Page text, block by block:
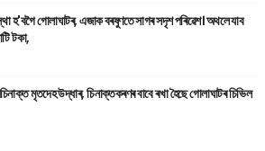
হ'বগৈ গোলাঘাটৰ, এজাক বৰষুণতে সাগৰ সদৃশ পৰিৱেশ। অথলে যাব
টকা,
মৃতদেহ উদ্ধাৰ, চিনাক্তকৰণৰ বাবে ৰখা হৈছে গোলাঘাটৰ চিভিল